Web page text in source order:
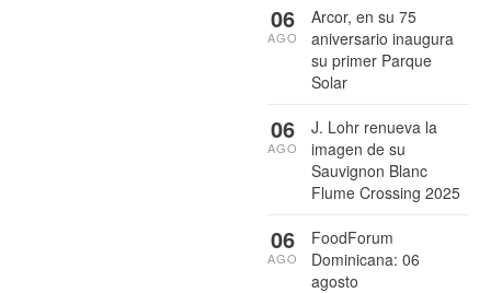
Arcor, en su 75
aniversario inaugura
su primer Parque
Solar
06
AGO
J. Lohr renueva la
imagen de su
Sauvignon Blanc
Flume Crossing 2025
06
AGO
FoodForum
Dominicana: 06
agosto
06
AGO